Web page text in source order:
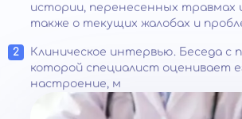
истории, перенесенных травмах
также о текущих жалобах и
Клиническое интервью. Беседа с
которой специалист оценивает
настроение, м